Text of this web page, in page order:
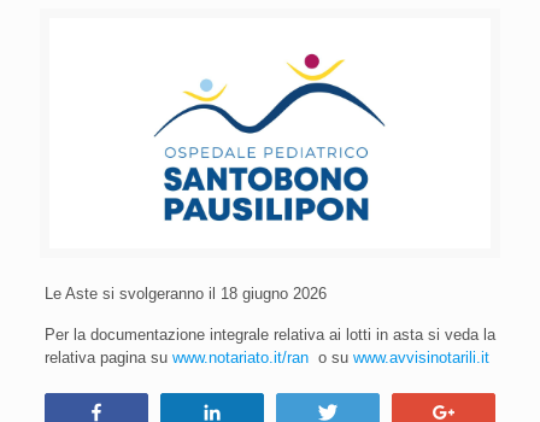
Le Aste si svolgeranno il 18 giugno 2026
Per la documentazione integrale relativa ai lotti in asta si veda la
relativa pagina su www.notariato.it/rano su www.avvisinotarili.it